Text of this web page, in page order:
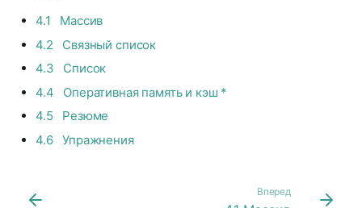
4.1 Массив
4.2 Связный список
4.3 Список
4.4 Оперативная память и кэш *
4.5 Резюме
4.6 Упражнения
Вперед